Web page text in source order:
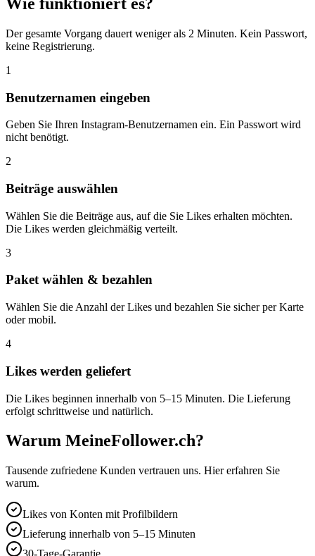
Der gesamte Vorgang dauert weniger als 2 Minuten. Kein Passwort,
keine Registrierung.
1
Benutzernamen eingeben
Geben Sie Ihren Instagram-Benutzernamen ein. Ein Passwort wird
nicht benötigt.
2
Beiträge auswählen
Wählen Sie die Beiträge aus, auf die Sie Likes erhalten möchten.
Die Likes werden gleichmäßig verteilt.
3
Paket wählen & bezahlen
Wählen Sie die Anzahl der Likes und bezahlen Sie sicher per Karte
oder mobil.
4
Likes werden geliefert
Die Likes beginnen innerhalb von 5–15 Minuten. Die Lieferung
erfolgt schrittweise und natürlich.
Warum MeineFollower.ch?
Tausende zufriedene Kunden vertrauen uns. Hier erfahren Sie
warum.
Likes von Konten mit Profilbildern
Lieferung innerhalb von 5–15 Minuten